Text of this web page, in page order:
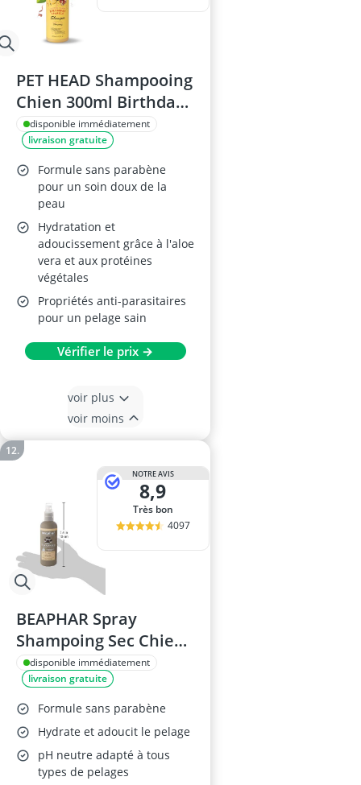
PET HEAD Shampooing
Chien 300ml Birthday
Sparkle
disponible immédiatement
livraison gratuite
Formule sans parabène
pour un soin doux de la
peau
Hydratation et
adoucissement grâce à l'aloe
vera et aux protéines
végétales
Propriétés anti-parasitaires
pour un pelage sain
Vérifier le prix →
voir plus
voir moins
NOTRE AVIS
8,9
Très bon
4097
BEAPHAR Spray
Shampoing Sec Chien
200ML
disponible immédiatement
livraison gratuite
Formule sans parabène
Hydrate et adoucit le pelage
pH neutre adapté à tous
types de pelages